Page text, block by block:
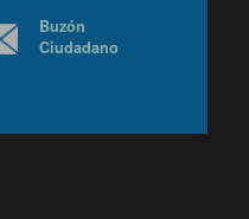
Buzón
Ciudadano